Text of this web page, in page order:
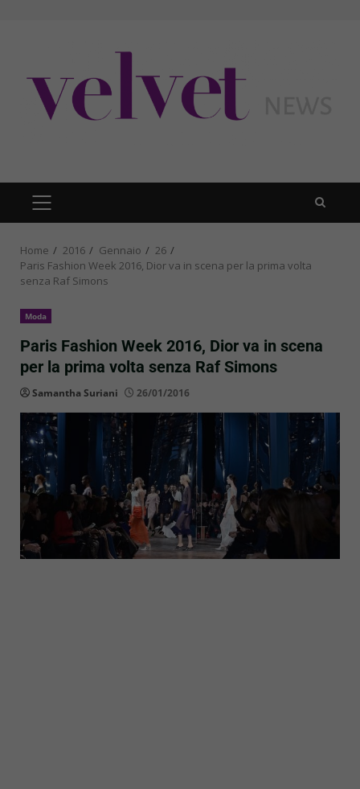
PRIMARY
MENU
Home 2016 Gennaio
26
Paris Fashion Week 2016, Dior va in scena per la prima volta
senza Raf Simons
Moda
Paris Fashion Week 2016, Dior va in scena
per la prima volta senza Raf Simons
Samantha Suriani 26/01/2016